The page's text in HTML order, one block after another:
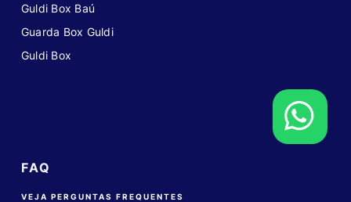
Guldi Box Baú
Guarda Box Guldi
Guldi Box
FAQ
VEJA PERGUNTAS FREQUENTES